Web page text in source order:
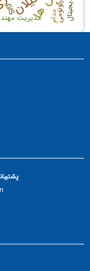
مدیریت ارگونومیمدام GIS